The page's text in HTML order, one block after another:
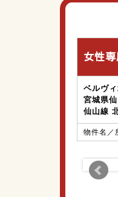
女性
ベルヴ
宮城県
仙山線
物件名／